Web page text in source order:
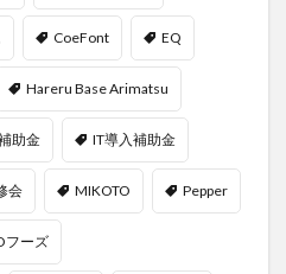
CoeFont EQ
Hareru Base Arimatsu
助金 IT導入補助金
会 MIKOTO Pepper
フーズ